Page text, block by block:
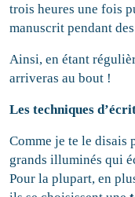
trois heures une fois
manuscrit pendant
Ainsi, en étant
arriveras au bout !
Les techniques
Comme je te le disais
grands illuminés qui
Pour la plupart, en